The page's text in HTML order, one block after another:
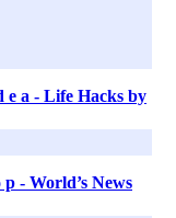
e a - Life Hacks by
- World’s News